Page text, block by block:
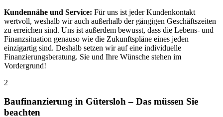
Kundennähe und Service: Für uns ist jeder Kundenkontakt
wertvoll, weshalb wir auch außerhalb der gängigen Geschäftszeiten
zu erreichen sind. Uns ist außerdem bewusst, dass die Lebens- und
Finanzsituation genauso wie die Zukunftspläne eines jeden
einzigartig sind. Deshalb setzen wir auf eine individuelle
Finanzierungsberatung. Sie und Ihre Wünsche stehen im
Vordergrund!
2
Baufinanzierung in Gütersloh – Das müssen Sie
beachten